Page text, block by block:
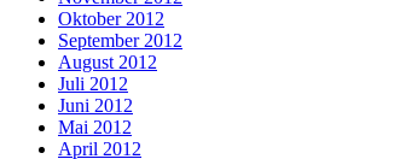
Oktober 2012
September 2012
August 2012
Juli 2012
Juni 2012
Mai 2012
April 2012